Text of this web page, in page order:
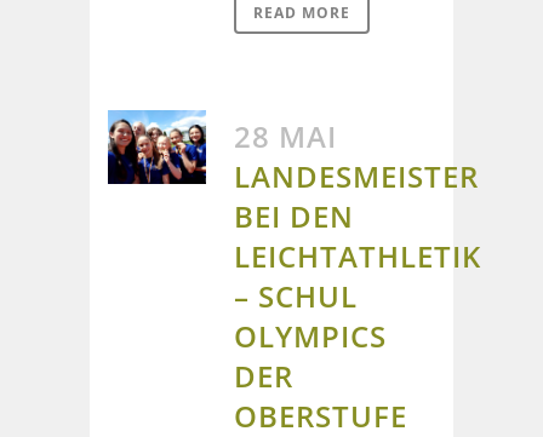
READ MORE
28 MAI
LANDESMEISTER
BEI DEN
LEICHTATHLETIK
– SCHUL
OLYMPICS
DER
OBERSTUFE